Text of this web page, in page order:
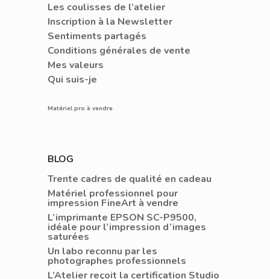
Les coulisses de l’atelier
Inscription à la Newsletter
Sentiments partagés
Conditions générales de vente
Mes valeurs
Qui suis-je
Matériel pro à vendre
BLOG
Trente cadres de qualité en cadeau
Matériel professionnel pour
impression FineArt à vendre
L’imprimante EPSON SC-P9500,
idéale pour l’impression d’images
saturées
Un labo reconnu par les
photographes professionnels
L’Atelier reçoit la certification Studio